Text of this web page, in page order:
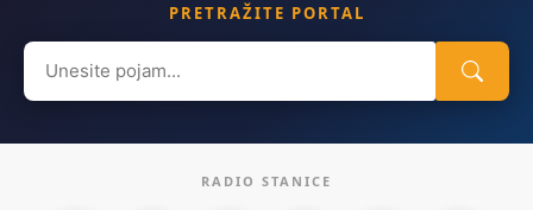
PRETRAŽITE PORTAL
Search
for:
RADIO STANICE